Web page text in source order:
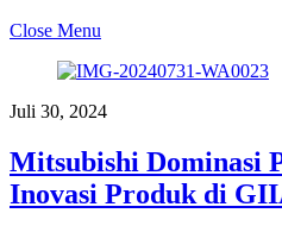
Close Menu
Juli 30, 2024
Mitsubishi Dominasi
Inovasi Produk di